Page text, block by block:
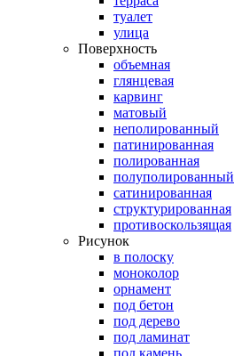
туалет
улица
Поверхность
объемная
глянцевая
карвинг
матовый
неполированный
патинированная
полированная
полуполированный
сатинированная
структурированная
противоскользящая
Рисунок
в полоску
моноколор
орнамент
под бетон
под дерево
под ламинат
под камень